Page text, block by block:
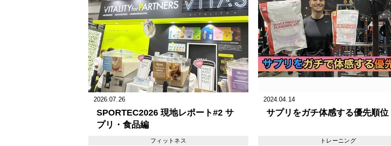
2026.07.26
SPORTEC2026 現地レポート#2 サ
プリ・食品編
フィットネス
2024.04.14
サプリをガチ体感する優先順位
トレーニング